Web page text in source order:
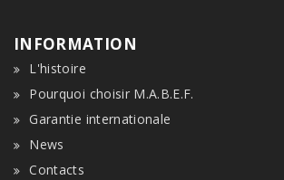
INFORMATION
L'histoire
Pourquoi choisir M.A.B.E.F.
Garantie internationale
News
Contacts